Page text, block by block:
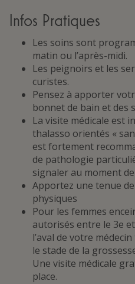
Infos Pratiques
Les soins sont
matin ou l’après-midi.
Les peignoirs et les
curistes.
Pensez à apporter
bonnet de bain et des
La visite médicale est
thalasso orientés «
est fortement
de pathologie
signaler au moment
Apportez une tenue
physiques
Pour les femmes
autorisés entre le 3e
l’aval de votre
le stade de la
Une visite médicale
place.